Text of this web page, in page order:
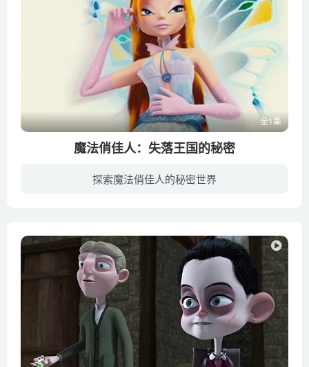
全1集
魔法俏佳人：失落王国的秘密
探索魔法俏佳人的秘密世界